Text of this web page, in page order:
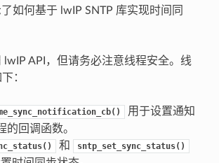
如何基于 lwIP SNTP 库实现时间同
lwIP API，但请务必注意线程安全。线
：
用于设置通知
的回调函数。
和 sntp_set_sync_status()